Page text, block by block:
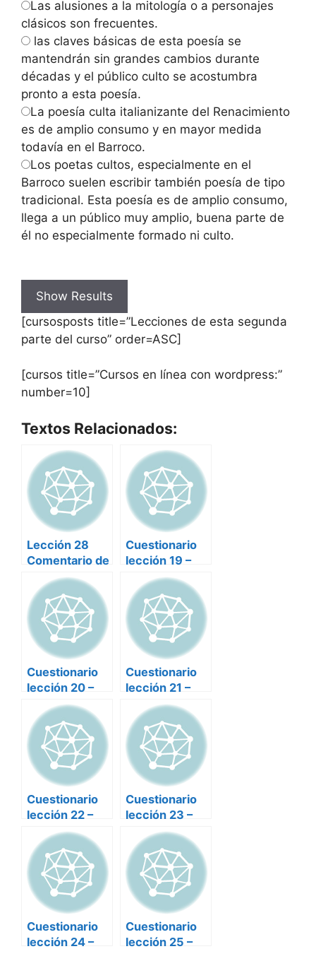
Las alusiones a la mitología o a personajes
clásicos son frecuentes.
las claves básicas de esta poesía se
mantendrán sin grandes cambios durante
décadas y el público culto se acostumbra
pronto a esta poesía.
La poesía culta italianizante del Renacimiento
es de amplio consumo y en mayor medida
todavía en el Barroco.
Los poetas cultos, especialmente en el
Barroco suelen escribir también poesía de tipo
tradicional. Esta poesía es de amplio consumo,
llega a un público muy amplio, buena parte de
él no especialmente formado ni culto.
[cursosposts title=”Lecciones de esta segunda
parte del curso” order=ASC]
[cursos title=”Cursos en línea con wordpress:”
number=10]
Textos Relacionados:
Lección 28
Comentario de
textos de
poesía del
Siglo de Oro
Cuestionario
lección 19 –
Poesía del
Siglo de Oro
Cuestionario
lección 20 –
Poesía del
Siglo de Oro
Cuestionario
lección 21 –
Poesía del
Siglo de Oro
Cuestionario
lección 22 –
Poesía del
Siglo de Oro
Cuestionario
lección 23 –
Poesía del
Siglo de Oro
Cuestionario
lección 24 –
Cuestionario
lección 25 –